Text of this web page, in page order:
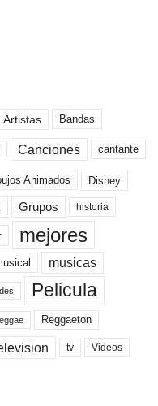
Artistas Bandas
Canciones cantante
Animados Disney
Grupos historia
mejores
musicas
Pelicula
Reggaeton
tv Videos